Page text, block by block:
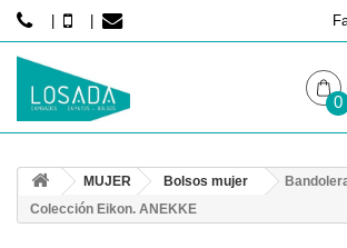
0
HOMBRE
MUJER Bolsos mujer
Colección Eikon. ANEKKE